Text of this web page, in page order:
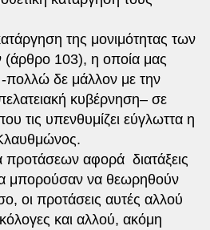
της μονιμότητας των
103), η οποία μας
-πολλώ δε μάλλον με την
κυβέρνηση– σε
τις υπενθυμίζει εύγλωττα η
προτάσεων αφορά διατάξεις
μπορούσαν να θεωρηθούν
οι προτάσεις αυτές αλλού
και αλλού, ακόμη